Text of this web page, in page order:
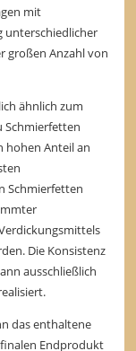
mit
unterschiedlicher
großen Anzahl von
ähnlich zum
Schmierfetten
hohen Anteil an
Schmierfetten
Die Konsistenz
ausschließlich
das enthaltene
Endprodukt